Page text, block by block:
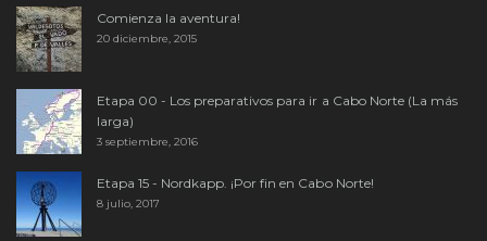
Comienza la aventura!
20 diciembre, 2015
Etapa 00 - Los preparativos para ir a Cabo Norte (La más
larga)
3 septiembre, 2016
Etapa 15 - Nordkapp. ¡Por fin en Cabo Norte!
8 julio, 2017